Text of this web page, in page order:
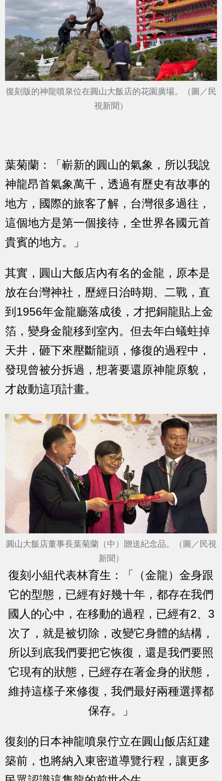
復刻版的神龍噴泉位在圓山大飯店的花園廣場。（圖／民
視新聞）
葉菊蘭：「嶄新的圓山的氣象，所以我說
神龍昂首氣象萬千，透過有歷史有故事的
地方，國際的旅客了解，台灣很多過往，
這個地方是第一個接待，全世界各國元首
貴賓的地方。」
其實，圓山大飯店內有名的金龍，原本是
放在台灣神社，歷經日治時期、二戰，直
到1956年金龍廳落成後，才把銅龍貼上金
箔，變身金龍移到室內。但去年白蟻蛀掉
天井，砸下來壓斷龍頭，修復的過程中，
發現曾被分拆過，想著要還原神龍原貌，
才啟動這項計畫。
圓山大飯店董事長葉菊蘭（中）贈送紀念品。（圖／民視
新聞）
復刻小組代表林育生：「（金龍）金身跟
它的型態，已經有好幾十年，都存在我們
國人的心中，在移動的過程，已經有2、3
次了，就是被切除，改變它身體的結構，
所以到底我們要把它恢復，還是我們要照
它現有的狀態，已經存在著金身的狀態，
維持這樣子來修復，我們最好兩種選擇都
保存。」
復刻的日本神龍噴泉佇立在圓山飯店紅建
築前，也將納入東密道導覽行程，讓更多